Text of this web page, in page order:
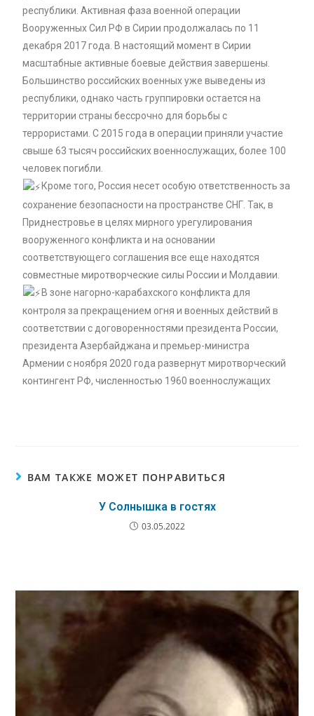
республики. Активная фаза военной операции
Вооруженных Сил РФ в Сирии продолжалась по 11
декабря 2017 года. В настоящий момент в Сирии
масштабные активные боевые действия завершены.
Большинство российских военных уже выведены из
республики, однако часть группировки остается на
территории страны бессрочно для борьбы с
террористами. С 2015 года в операции приняли участие
свыше 63 тысяч российских военнослужащих, более 100
человек погибли.
Кроме того, Россия несет особую ответственность за
сохранение безопасности на пространстве СНГ. Так, в
Приднестровье в целях мирного урегулирования
вооруженного конфликта и на основании
соответствующего соглашения все еще находятся
совместные миротворческие силы России и Молдавии.
В зоне нагорно-карабахского конфликта для
контроля за прекращением огня и военных действий в
соответствии с договоренностями президента России,
президента Азербайджана и премьер-министра
Армении с ноября 2020 года развернут миротворческий
контингент РФ, численностью 1960 военнослужащих
ВАМ ТАКЖЕ МОЖЕТ ПОНРАВИТЬСЯ
У Солнышка в гостях
03.05.2022